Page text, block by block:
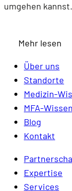
umgehen kannst.
Mehr lesen
Über uns
Standorte
Medizin-
MFA-Wissen
Blog
Kontakt
Expertise
Services